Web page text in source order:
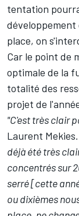
tentation
développement
place, on
Car le point de
optimale de la
totalité des
projet de
"C'est très clair
Laurent Mekies
déjà été très
concentrés sur
serré [cette
ou dixièmes